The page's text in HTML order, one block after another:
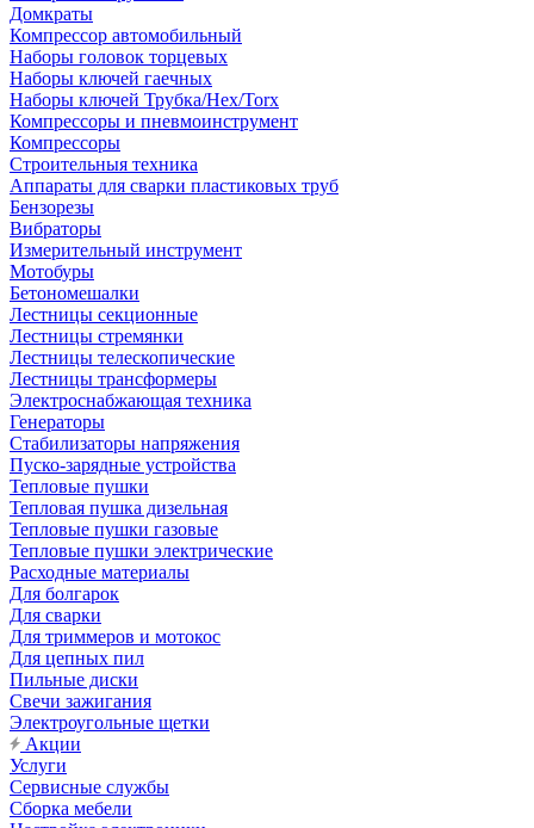
Домкраты
Компрессор автомобильный
Наборы головок торцевых
Наборы ключей гаечных
Наборы ключей Трубка/Hex/Torx
Компрессоры и пневмоинструмент
Компрессоры
Строительныя техника
Аппараты для сварки пластиковых труб
Бензорезы
Вибраторы
Измерительный инструмент
Мотобуры
Бетономешалки
Лестницы секционные
Лестницы стремянки
Лестницы телескопические
Лестницы трансформеры
Электроснабжающая техника
Генераторы
Стабилизаторы напряжения
Пуско-зарядные устройства
Тепловые пушки
Тепловая пушка дизельная
Тепловые пушки газовые
Тепловые пушки электрические
Расходные материалы
Для болгарок
Для сварки
Для триммеров и мотокос
Для цепных пил
Пильные диски
Свечи зажигания
Электроугольные щетки
Акции
Услуги
Сервисные службы
Сборка мебели